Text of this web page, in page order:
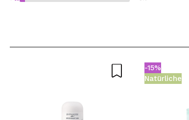
-15%
Natürliche